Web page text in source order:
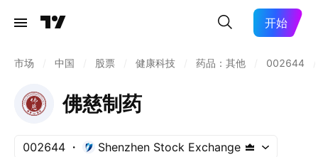
开始
市场 中国 股票 健康科技 药品：其他 002644
佛慈制药
002644 Shenzhen Stock Exchange